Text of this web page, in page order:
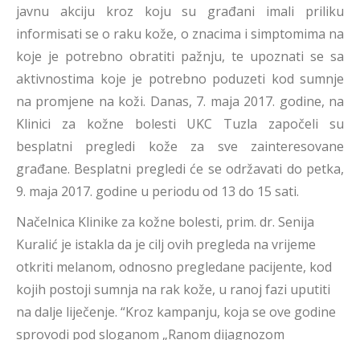
javnu akciju kroz koju su građani imali priliku
informisati se o raku kože, o znacima i simptomima na
koje je potrebno obratiti pažnju, te upoznati se sa
aktivnostima koje je potrebno poduzeti kod sumnje
na promjene na koži. Danas, 7. maja 2017. godine, na
Klinici za kožne bolesti UKC Tuzla započeli su
besplatni pregledi kože za sve zainteresovane
građane. Besplatni pregledi će se održavati do petka,
9. maja 2017. godine u periodu od 13 do 15 sati.
Načelnica Klinike za kožne bolesti, prim. dr. Senija
Kuralić je istakla da je cilj ovih pregleda na vrijeme
otkriti melanom, odnosno pregledane pacijente, kod
kojih postoji sumnja na rak kože, u ranoj fazi uputiti
na dalje liječenje. “Kroz kampanju, koja se ove godine
sprovodi pod sloganom „Ranom dijagnozom